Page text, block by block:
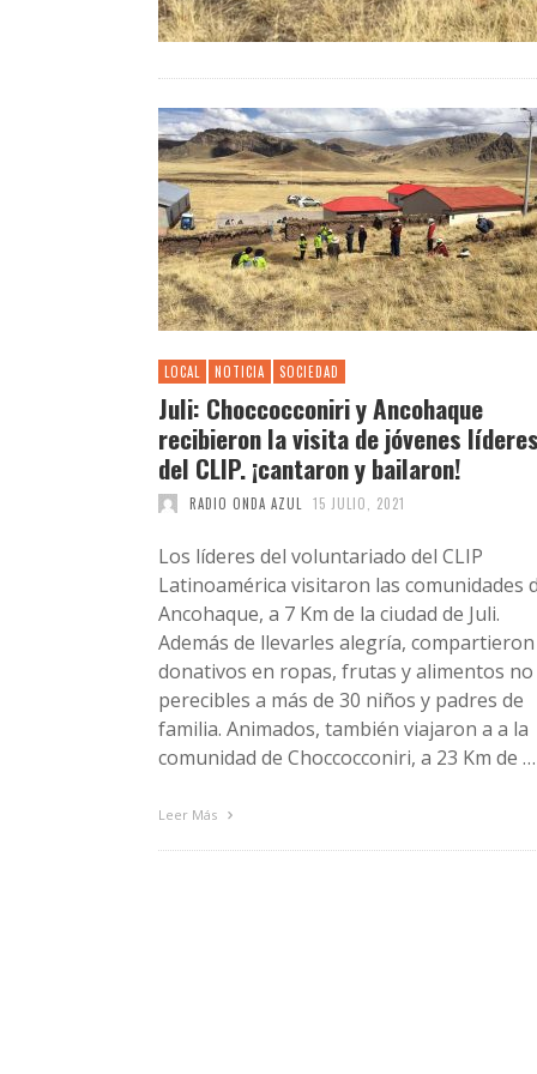
LOCAL NOTICIA SOCIEDAD
Juli: Choccocconiri y Ancohaque
recibieron la visita de jóvenes
del CLIP. ¡cantaron y bailaron!
RADIO ONDA AZUL 15 JULIO, 2021
Los líderes del voluntariado del CLIP
Latinoamérica visitaron las comunidades
Ancohaque, a 7 Km de la ciudad de Juli.
Además de llevarles alegría, compartieron
donativos en ropas, frutas y alimentos no
perecibles a más de 30 niños y padres de
familia. Animados, también viajaron a a la
comunidad de Choccocconiri, a 23 Km de …
Leer Más